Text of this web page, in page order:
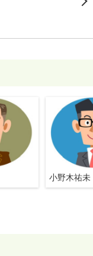
小野木祐未